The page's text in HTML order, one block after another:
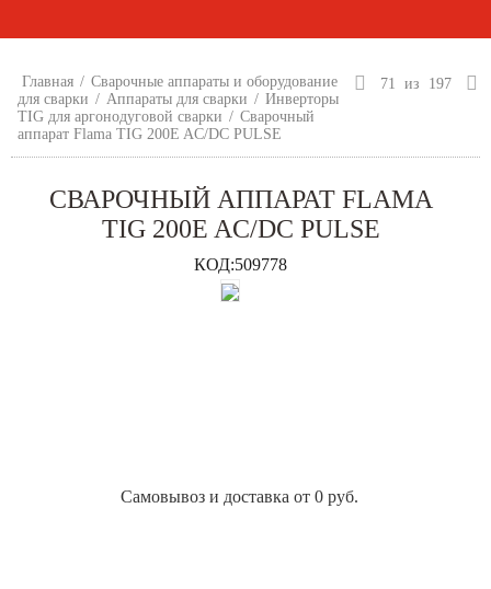
Главная / Сварочные аппараты и оборудование
для сварки / Аппараты для сварки / Инверторы
TIG для аргонодуговой сварки / Сварочный
аппарат Flama TIG 200E AC/DC PULSE
71 из 197
СВАРОЧНЫЙ АППАРАТ FLAMA
TIG 200E AC/DC PULSE
КОД:509778
Самовывоз и доставка от 0 руб.